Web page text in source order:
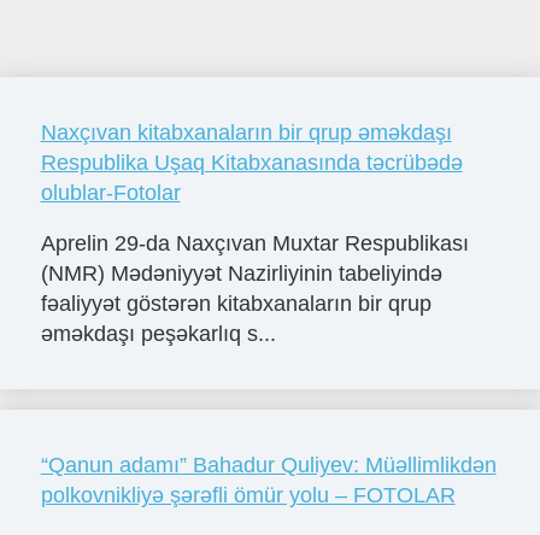
Naxçıvan kitabxanaların bir qrup əməkdaşı
Respublika Uşaq Kitabxanasında təcrübədə
olublar-Fotolar
Aprelin 29-da Naxçıvan Muxtar Respublikası
(NMR) Mədəniyyət Nazirliyinin tabeliyində
fəaliyyət göstərən kitabxanaların bir qrup
əməkdaşı peşəkarlıq s...
“Qanun adamı” Bahadur Quliyev: Müəllimlikdən
polkovnikliyə şərəfli ömür yolu – FOTOLAR